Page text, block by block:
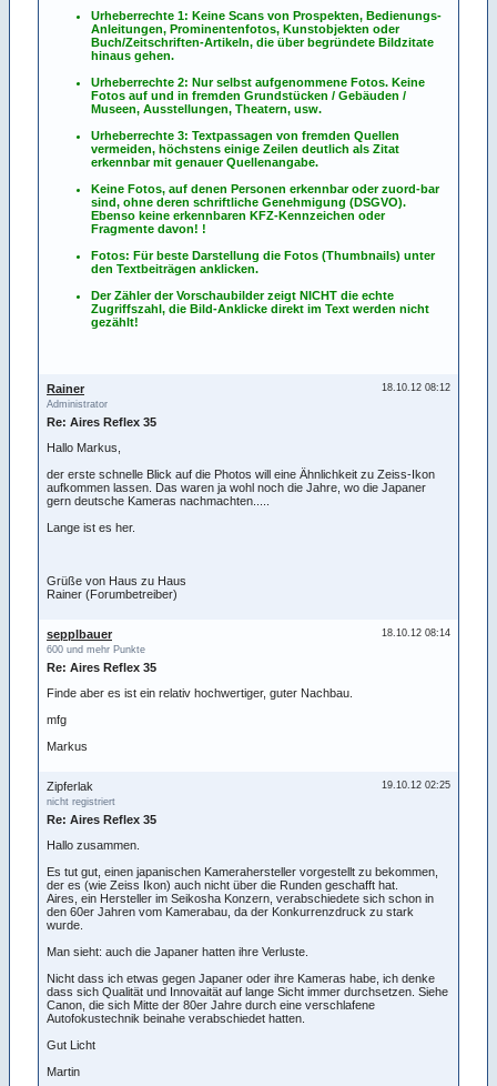
Urheberrechte 1: Keine Scans von Prospekten, Bedienungs-
Anleitungen, Prominentenfotos, Kunstobjekten oder
Buch/Zeitschriften-Artikeln, die über begründete Bildzitate
hinaus gehen.
Urheberrechte 2: Nur selbst aufgenommene Fotos. Keine
Fotos auf und in fremden Grundstücken / Gebäuden /
Museen, Ausstellungen, Theatern, usw.
Urheberrechte 3: Textpassagen von fremden Quellen
vermeiden, höchstens einige Zeilen deutlich als Zitat
erkennbar mit genauer Quellenangabe.
Keine Fotos, auf denen Personen erkennbar oder zuord-bar
sind, ohne deren schriftliche Genehmigung (DSGVO).
Ebenso keine erkennbaren KFZ-Kennzeichen oder
Fragmente davon! !
Fotos: Für beste Darstellung die Fotos (Thumbnails) unter
den Textbeiträgen anklicken.
Der Zähler der Vorschaubilder zeigt NICHT die echte
Zugriffszahl, die Bild-Anklicke direkt im Text werden nicht
gezählt!
18.10.12 08:12
Rainer
Administrator
Re: Aires Reflex 35
Hallo Markus,
der erste schnelle Blick auf die Photos will eine Ähnlichkeit zu Zeiss-Ikon
aufkommen lassen. Das waren ja wohl noch die Jahre, wo die Japaner
gern deutsche Kameras nachmachten.....
Lange ist es her.
Grüße von Haus zu Haus
Rainer (Forumbetreiber)
18.10.12 08:14
sepplbauer
600 und mehr Punkte
Re: Aires Reflex 35
Finde aber es ist ein relativ hochwertiger, guter Nachbau.
mfg
Markus
19.10.12 02:25
Zipferlak
nicht registriert
Re: Aires Reflex 35
Hallo zusammen.
Es tut gut, einen japanischen Kamerahersteller vorgestellt zu bekommen,
der es (wie Zeiss Ikon) auch nicht über die Runden geschafft hat.
Aires, ein Hersteller im Seikosha Konzern, verabschiedete sich schon in
den 60er Jahren vom Kamerabau, da der Konkurrenzdruck zu stark
wurde.
Man sieht: auch die Japaner hatten ihre Verluste.
Nicht dass ich etwas gegen Japaner oder ihre Kameras habe, ich denke
dass sich Qualität und Innovaität auf lange Sicht immer durchsetzen. Siehe
Canon, die sich Mitte der 80er Jahre durch eine verschlafene
Autofokustechnik beinahe verabschiedet hatten.
Gut Licht
Martin